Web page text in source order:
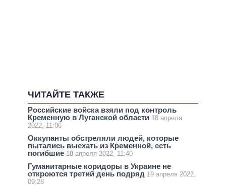
ЧИТАЙТЕ ТАКЖЕ
Российские войска взяли под контроль
Кременную в Луганской области 18 апреля
2022, 11:06
Оккупанты обстреляли людей, которые
пытались выехать из Кременной, есть
погибшие 18 апреля 2022, 11:40
Гуманитарные коридоры в Украине не
откроются третий день подряд 19 апреля 2022,
09:28